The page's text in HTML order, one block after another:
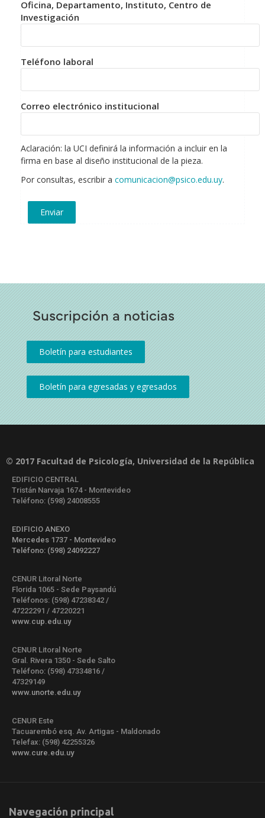
Oficina, Departamento, Instituto, Centro de
Investigación
Teléfono laboral
Correo electrónico institucional
Aclaración: la UCI definirá la información a incluir en la
firma en base al diseño institucional de la pieza.
Por consultas, escribir a comunicacion@psico.edu.uy.
Suscripción a noticias
© 2017 Facultad de Psicología, Universidad de la República
EDIFICIO CENTRAL
Tristán Narvaja 1674 - Montevideo
Teléfono: (598) 24008555
EDIFICIO ANEXO
Mercedes 1737 - Montevideo
Teléfono: (598) 24092227
CENUR Litoral Norte
Florida 1065 - Sede Paysandú
Teléfonos: (598) 47238342 /
47222291 / 47220221
www.cup.edu.uy
CENUR Litoral Norte
Gral. Rivera 1350 - Sede Salto
Teléfono: (598) 47334816 /
47329149
www.unorte.edu.uy
CENUR Este
Tacuarembó esq. Av. Artigas - Maldonado
Telefax: (598) 42255326
www.cure.edu.uy
Navegación principal